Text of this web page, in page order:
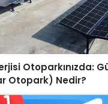
Otoparkınızda:
Otopark) Nedir?